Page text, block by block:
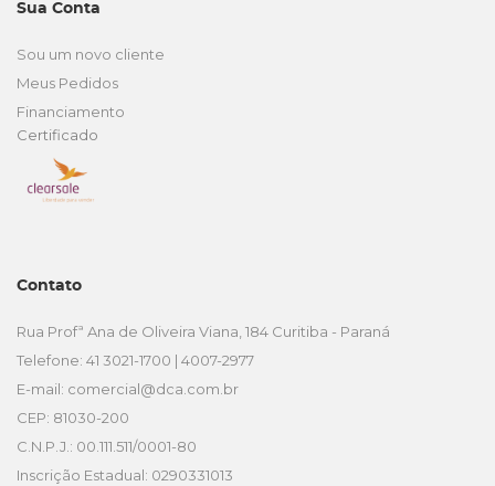
Sua Conta
Sou um novo cliente
Meus Pedidos
Financiamento
Certificado
Contato
Rua Profª Ana de Oliveira Viana, 184 Curitiba - Paraná
Telefone: 41 3021-1700 | 4007-2977
E-mail: comercial@dca.com.br
CEP: 81030-200
C.N.P.J.: 00.111.511/0001-80
Inscrição Estadual: 0290331013